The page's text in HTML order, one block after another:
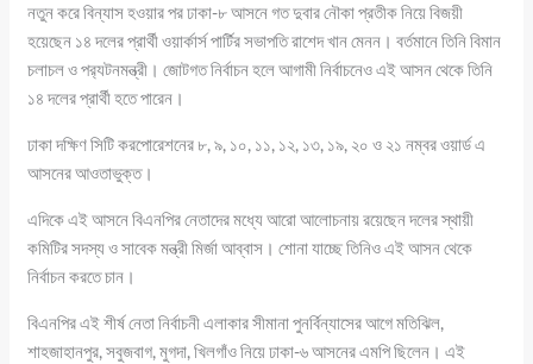
নতুন করে বিন্যাস হওয়ার পর ঢাকা-৮ আসনে গত দুবার নৌকা প্রতীক নিয়ে বিজয়ী
হয়েছেন ১৪ দলের প্রার্থী ওয়ার্কার্স পার্টির সভাপতি রাশেদ খান মেনন। বর্তমানে তিনি বিমান
চলাচল ও পর‌্যটনমন্ত্রী। জোটগত নির্বাচন হলে আগামী নির্বাচনেও এই আসন থেকে তিনি
১৪ দলের প্রার্থী হতে পারেন।
ঢাকা দক্ষিণ সিটি করপোরেশনের ৮, ৯, ১০, ১১, ১২, ১৩, ১৯, ২০ ও ২১ নম্বর ওয়ার্ড এ
আসনের আওতাভুক্ত।
এদিকে এই আসনে বিএনপির নেতাদের মধ্যে আরো আলোচনায় রয়েছেন দলের স্থায়ী
কমিটির সদস্য ও সাবেক মন্ত্রী মির্জা আব্বাস। শোনা যাচ্ছে তিনিও এই আসন থেকে
নির্বাচন করতে চান।
বিএনপির এই শীর্ষ নেতা নির্বাচনী এলাকার সীমানা পুনর্বিন্যাসের আগে মতিঝিল,
শাহজাহানপুর, সবুজবাগ, মুগদা, খিলগাঁও নিয়ে ঢাকা-৬ আসনের এমপি ছিলেন। এই